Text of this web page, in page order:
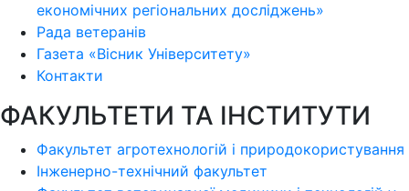
економічних регіональних досліджень»
Рада ветеранів
Газета «Вісник Університету»
Контакти
ФАКУЛЬТЕТИ ТА ІНСТИТУТИ
Факультет агротехнологій і природокористування
Інженерно-технічний факультет